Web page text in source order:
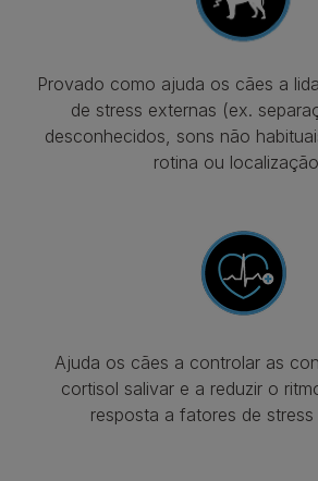
Provado como ajuda os cães a
de stress externas (ex.
desconhecidos, sons não
rotina ou
Ajuda os cães a controlar as
cortisol salivar e a reduzir o
resposta a fatores de stress